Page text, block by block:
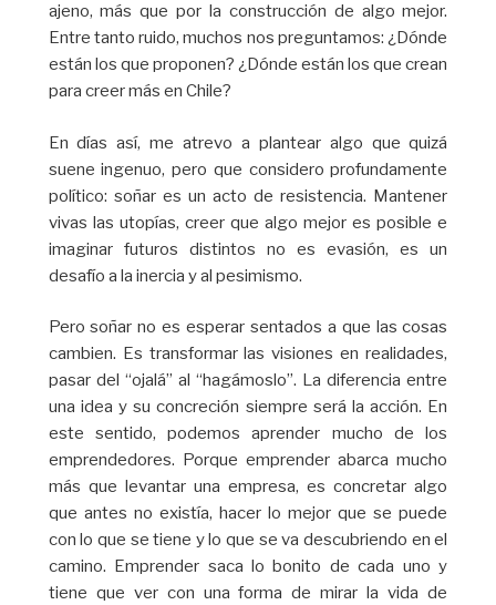
ajeno, más que por la construcción de algo mejor.
Entre tanto ruido, muchos nos preguntamos: ¿Dónde
están los que proponen? ¿Dónde están los que crean
para creer más en Chile?
En días así, me atrevo a plantear algo que quizá
suene ingenuo, pero que considero profundamente
político: soñar es un acto de resistencia. Mantener
vivas las utopías, creer que algo mejor es posible e
imaginar futuros distintos no es evasión, es un
desafío a la inercia y al pesimismo.
Pero soñar no es esperar sentados a que las cosas
cambien. Es transformar las visiones en realidades,
pasar del “ojalá” al “hagámoslo”. La diferencia entre
una idea y su concreción siempre será la acción. En
este sentido, podemos aprender mucho de los
emprendedores. Porque emprender abarca mucho
más que levantar una empresa, es concretar algo
que antes no existía, hacer lo mejor que se puede
con lo que se tiene y lo que se va descubriendo en el
camino. Emprender saca lo bonito de cada uno y
tiene que ver con una forma de mirar la vida de